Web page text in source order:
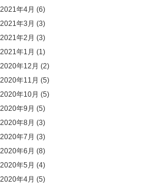
2021年4月 (6)
2021年3月 (3)
2021年2月 (3)
2021年1月 (1)
2020年12月 (2)
2020年11月 (5)
2020年10月 (5)
2020年9月 (5)
2020年8月 (3)
2020年7月 (3)
2020年6月 (8)
2020年5月 (4)
2020年4月 (5)